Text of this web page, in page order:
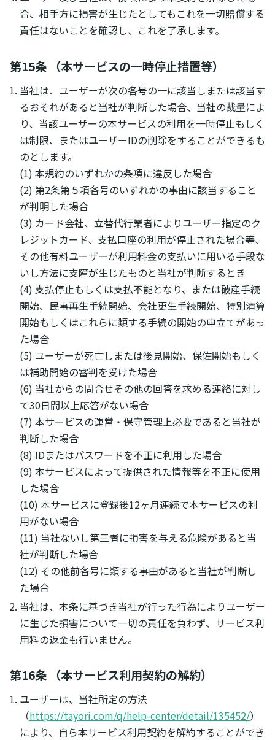
合、相手方に損害が生じたとしてもこれを一切賠償する
責任はないことを確認し、これを了承します。
第15条 （本サービスの一時停止措置等）
当社は、ユーザーが次の各号の一に該当しまたは該当す
るおそれがあると当社が判断した場合、当社の裁量によ
り、当該ユーザーの本サービスの利用を一時停止もしく
は制限、またはユーザーIDの削除をすることができるも
のとします。
(1) 本規約のいずれかの条項に違反した場合
(2) 第2条第５項各号のいずれかの事由に該当すること
が判明した場合
(3) カード会社、立替代行業者によりユーザー指定のク
レジットカード、支払口座の利用が停止された場合等、
その他有料ユーザーが利用料金の支払いに用いる手段な
いし方法に支障が生じたものと当社が判断するとき
(4) 支払停止もしくは支払不能となり、または破産手続
開始、民事再生手続開始、会社更生手続開始、特別清算
開始もしくはこれらに類する手続の開始の申立てがあっ
た場合
(5) ユーザーが死亡しまたは後見開始、保佐開始もしく
は補助開始の審判を受けた場合
(6) 当社からの問合せその他の回答を求める連絡に対し
て30日間以上応答がない場合
(7) 本サービスの運営・保守管理上必要であると当社が
判断した場合
(8) IDまたはパスワードを不正に利用した場合
(9) 本サービスによって提供された情報等を不正に使用
した場合
(10) 本サービスに登録後12ヶ月連続で本サービスの利
用がない場合
(11) 当社ないし第三者に損害を与える危険があると当
社が判断した場合
(12) その他前各号に類する事由があると当社が判断し
た場合
当社は、本条に基づき当社が行った行為によりユーザー
に生じた損害について一切の責任を負わず、サービス利
用料の返金も行いません。
第16条 （本サービス利用契約の解約）
ユーザーは、当社所定の方法
（https://tayori.com/q/help-center/detail/135452/）
により、自ら本サービス利用契約を解約することができ